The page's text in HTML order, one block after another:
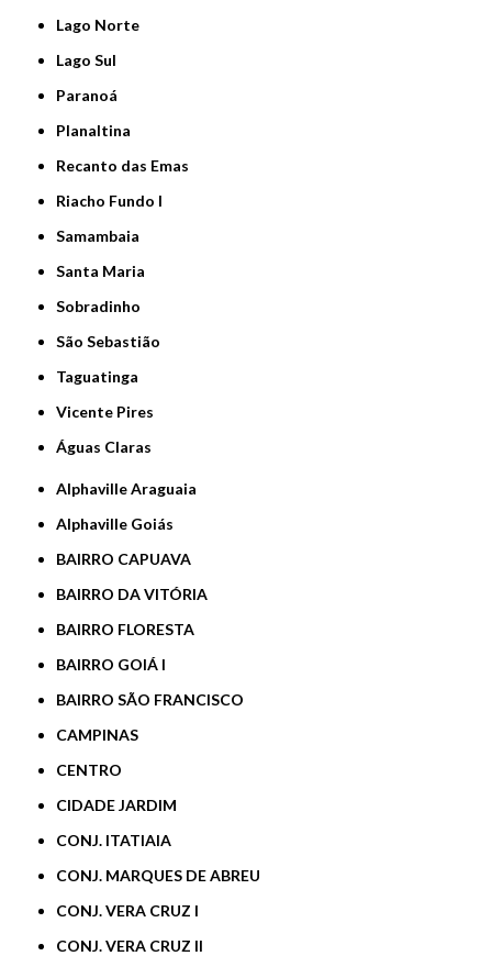
Lago Norte
Lago Sul
Paranoá
Planaltina
Recanto das Emas
Riacho Fundo I
Samambaia
Santa Maria
Sobradinho
São Sebastião
Taguatinga
Vicente Pires
Águas Claras
Alphaville Araguaia
Alphaville Goiás
BAIRRO CAPUAVA
BAIRRO DA VITÓRIA
BAIRRO FLORESTA
BAIRRO GOIÁ I
BAIRRO SÃO FRANCISCO
CAMPINAS
CENTRO
CIDADE JARDIM
CONJ. ITATIAIA
CONJ. MARQUES DE ABREU
CONJ. VERA CRUZ I
CONJ. VERA CRUZ II